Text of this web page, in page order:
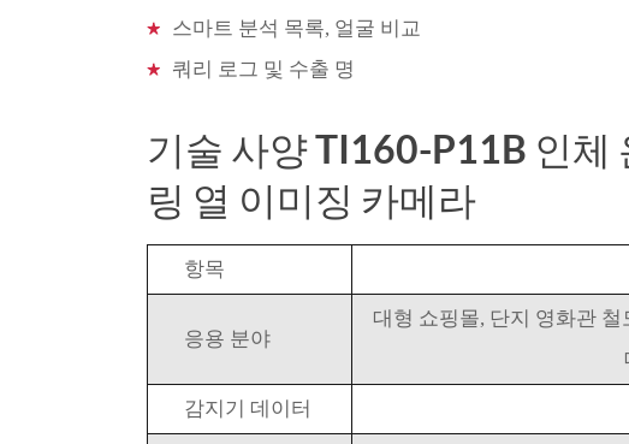
스마트 분석 목록, 얼굴 비교
쿼리 로그 및 수출 명
기술 사양 TI160-P11B 인체
링 열 이미징 카메라
항목
응용 분야
대형 쇼핑몰, 단지 영화관
감지기 데이터